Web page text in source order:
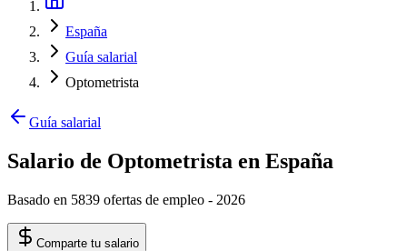
España
Guía salarial
Optometrista
Guía salarial
Salario de Optometrista en España
Basado en 5839 ofertas de empleo - 2026
Comparte tu salario